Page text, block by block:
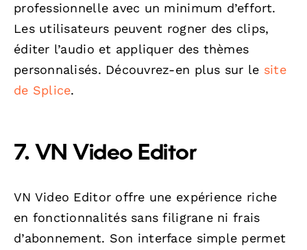
professionnelle avec un minimum d’effort.
Les utilisateurs peuvent rogner des clips,
éditer l’audio et appliquer des thèmes
personnalisés. Découvrez-en plus sur le site
de Splice.
7. VN Video Editor
VN Video Editor offre une expérience riche
en fonctionnalités sans filigrane ni frais
d’abonnement. Son interface simple permet